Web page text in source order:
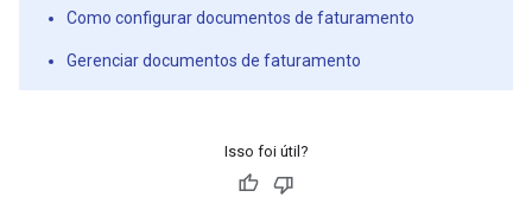
Como configurar documentos de faturamento
Gerenciar documentos de faturamento
Isso foi útil?